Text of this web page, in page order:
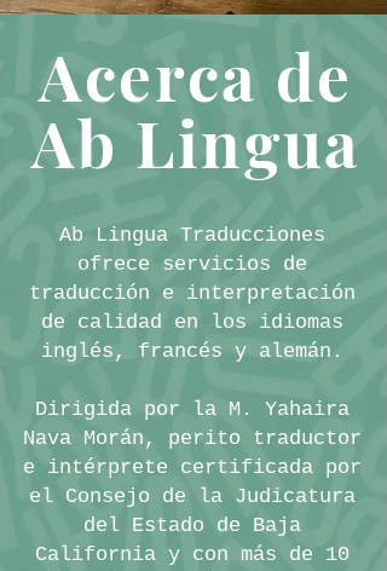
Acerca de
Ab Lingua
Ab Lingua Traducciones
ofrece servicios de
traducción e interpretación
de calidad en los idiomas
inglés, francés y alemán.
Dirigida por la M. Yahaira
Nava Morán, perito traductor
e intérprete certificada por
el Consejo de la Judicatura
del Estado de Baja
California y con más de 10